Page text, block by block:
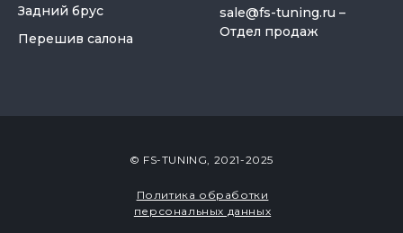
Задний брус
Перешив салона
sale@fs-tuning.ru –
Отдел продаж
© FS-TUNING, 2021-2025
Политика обработки
персональных данных